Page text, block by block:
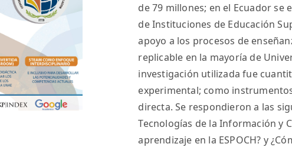
de 79 millones; en el Ecuador
de Instituciones de Educación
apoyo a los procesos de
replicable en la mayoría de
investigación utilizada fue
experimental; como
directa. Se respondieron a las
Tecnologías de la Información y
aprendizaje en la ESPOCH? y